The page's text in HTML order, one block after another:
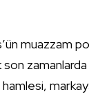
muazzam
son
hamlesi,